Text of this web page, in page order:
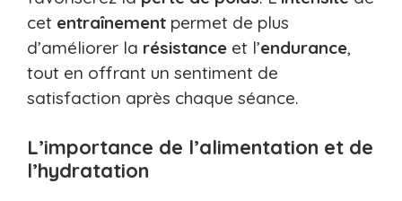
cet entraînement permet de plus
d’améliorer la résistance et l’endurance,
tout en offrant un sentiment de
satisfaction après chaque séance.
L’importance de l’alimentation et de
l’hydratation